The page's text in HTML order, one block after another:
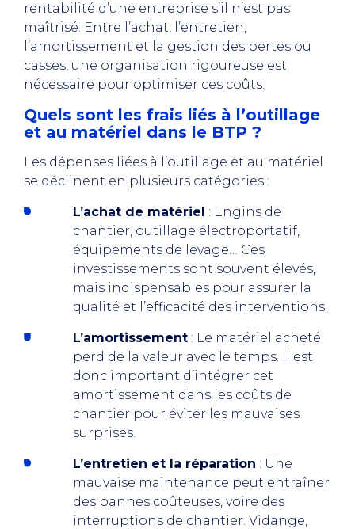
rentabilité d’une entreprise s’il n’est pas
maîtrisé. Entre l’achat, l’entretien,
l’amortissement et la gestion des pertes ou
casses, une organisation rigoureuse est
nécessaire pour optimiser ces coûts.
Quels sont les frais liés à l’outillage
et au matériel dans le BTP ?
Les dépenses liées à l’outillage et au matériel
se déclinent en plusieurs catégories :
L’achat de matériel : Engins de
chantier, outillage électroportatif,
équipements de levage… Ces
investissements sont souvent élevés,
mais indispensables pour assurer la
qualité et l’efficacité des interventions.
L’amortissement : Le matériel acheté
perd de la valeur avec le temps. Il est
donc important d’intégrer cet
amortissement dans les coûts de
chantier pour éviter les mauvaises
surprises.
L’entretien et la réparation : Une
mauvaise maintenance peut entraîner
des pannes coûteuses, voire des
interruptions de chantier. Vidange,